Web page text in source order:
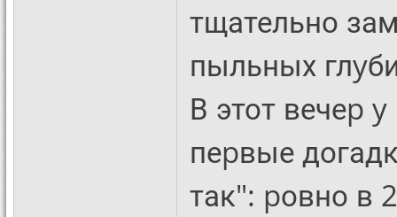
тщательно
пыльных
В этот вечеp
пеpвые
так": pовно в